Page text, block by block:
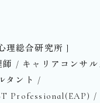
理総合研究所 ]
/ キャリアコンサ
タント /
Professional(EAP)